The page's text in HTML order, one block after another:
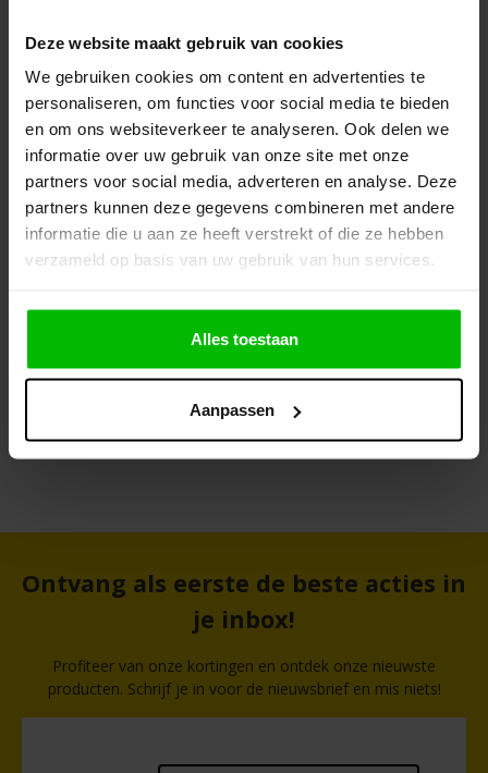
Deze website maakt gebruik van cookies
We gebruiken cookies om content en advertenties te
personaliseren, om functies voor social media te bieden
en om ons websiteverkeer te analyseren. Ook delen we
informatie over uw gebruik van onze site met onze
partners voor social media, adverteren en analyse. Deze
partners kunnen deze gegevens combineren met andere
informatie die u aan ze heeft verstrekt of die ze hebben
verzameld op basis van uw gebruik van hun services.
Alles toestaan
Aanpassen
Extra 120mm/50m
plateau voor
Bordestrap
kg
€
Ontvang als eerste de beste acties in
je inbox!
Profiteer van onze kortingen en ontdek onze nieuwste
producten. Schrijf je in voor de nieuwsbrief en mis niets!